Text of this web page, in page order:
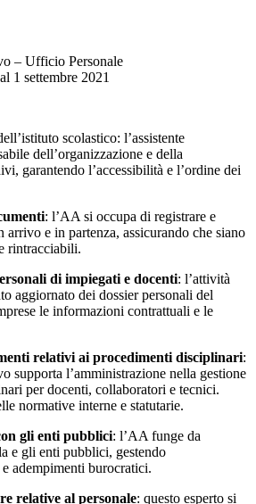
– Ufficio Personale
1 settembre 2021
scolastico: l’assistente
dell’organizzazione e della
garantendo l’accessibilità e l’ordine dei
: l’AA si occupa di registrare e
arrivo e in partenza, assicurando che siano
rintracciabili.
di impiegati e docenti: l’attività
aggiornato dei dossier personali del
le informazioni contrattuali e le
relativi ai procedimenti disciplinari:
supporta l’amministrazione nella gestione
per docenti, collaboratori e tecnici.
normative interne e statutarie.
gli enti pubblici: l’AA funge da
e gli enti pubblici, gestendo
adempimenti burocratici.
relative al personale: questo esperto si